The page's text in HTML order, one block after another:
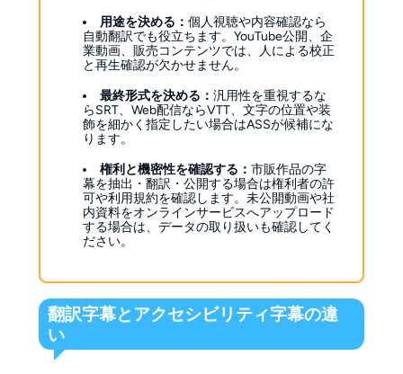
用途を決める：個人視聴や内容確認なら
自動翻訳でも役立ちます。YouTube公開、企
業動画、販売コンテンツでは、人による校正
と再生確認が欠かせません。
最終形式を決める：汎用性を重視するな
らSRT、Web配信ならVTT、文字の位置や装
飾を細かく指定したい場合はASSが候補にな
ります。
権利と機密性を確認する：市販作品の字
幕を抽出・翻訳・公開する場合は権利者の許
可や利用規約を確認します。未公開動画や社
内資料をオンラインサービスへアップロード
する場合は、データの取り扱いも確認してく
ださい。
翻訳字幕とアクセシビリティ字幕の違
い